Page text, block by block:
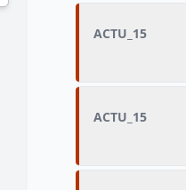
ACTU_15
ACTU_15